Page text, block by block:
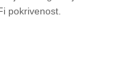
pokrivenost.